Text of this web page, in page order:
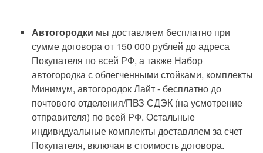
Автогородки мы доставляем бесплатно при
сумме договора от 150 000 рублей до адреса
Покупателя по всей РФ, а также Набор
автогородка с облегченными стойками, комплекты
Минимум, автогородок Лайт - бесплатно до
почтового отделения/ПВЗ СДЭК (на усмотрение
отправителя) по всей РФ. Остальные
индивидуальные комплекты доставляем за счет
Покупателя, включая в стоимость договора.